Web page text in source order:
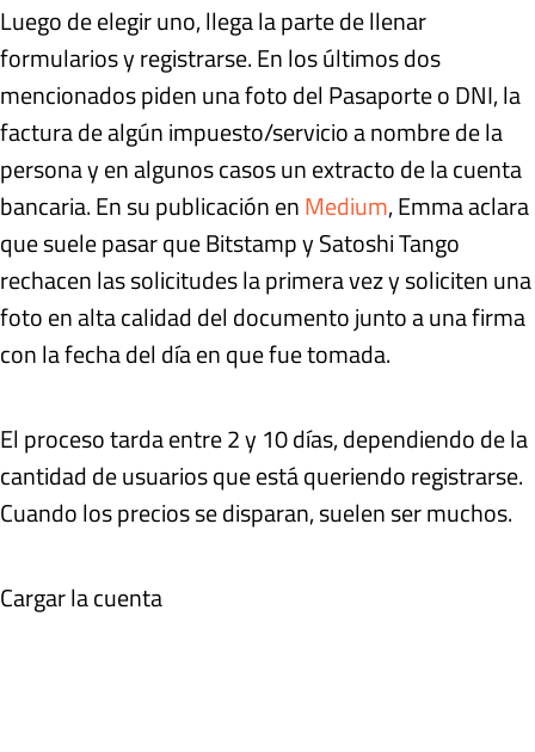
Luego de elegir uno, llega la parte de llenar
formularios y registrarse. En los últimos dos
mencionados piden una foto del Pasaporte o DNI, la
factura de algún impuesto/servicio a nombre de la
persona y en algunos casos un extracto de la cuenta
bancaria. En su publicación enMedium, Emma aclara
que suele pasar que Bitstamp y Satoshi Tango
rechacen las solicitudes la primera vez y soliciten una
foto en alta calidad del documento junto a una firma
con la fecha del día en que fue tomada.
El proceso tarda entre 2 y 10 días, dependiendo de la
cantidad de usuarios que está queriendo registrarse.
Cuando los precios se disparan, suelen ser muchos.
Cargar la cuenta